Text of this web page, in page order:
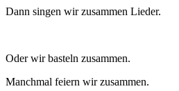
Dann singen wir zusammen Lieder.
Oder wir basteln zusammen.
Manchmal feiern wir zusammen.